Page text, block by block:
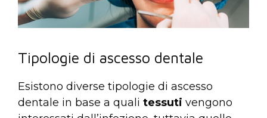
Tipologie di ascesso dentale
Esistono diverse tipologie di ascesso
dentale in base a quali tessuti vengono